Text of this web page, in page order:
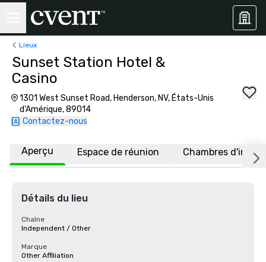
Lieux
Sunset Station Hotel &
Casino
1301 West Sunset Road, Henderson, NV, États-Unis
d'Amérique, 89014
Contactez-nous
Aperçu Espace de réunion Chambres
Détails du lieu
Chaîne
Independent / Other
Marque
Other Affiliation